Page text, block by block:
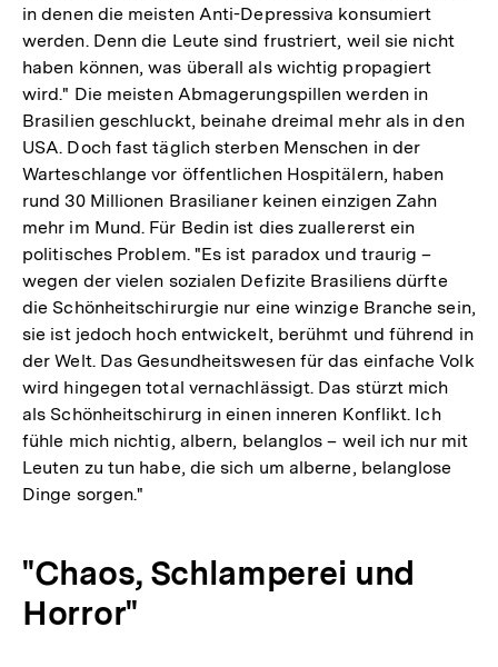
in denen die meisten Anti-Depressiva konsumiert
werden. Denn die Leute sind frustriert, weil sie nicht
haben können, was überall als wichtig propagiert
wird." Die meisten Abmagerungspillen werden in
Brasilien geschluckt, beinahe dreimal mehr als in den
USA. Doch fast täglich sterben Menschen in der
Warteschlange vor öffentlichen Hospitälern, haben
rund 30 Millionen Brasilianer keinen einzigen Zahn
mehr im Mund. Für Bedin ist dies zuallererst ein
politisches Problem. "Es ist paradox und traurig –
wegen der vielen sozialen Defizite Brasiliens dürfte
die Schönheitschirurgie nur eine winzige Branche sein,
sie ist jedoch hoch entwickelt, berühmt und führend in
der Welt. Das Gesundheitswesen für das einfache Volk
wird hingegen total vernachlässigt. Das stürzt mich
als Schönheitschirurg in einen inneren Konflikt. Ich
fühle mich nichtig, albern, belanglos – weil ich nur mit
Leuten zu tun habe, die sich um alberne, belanglose
Dinge sorgen."
"Chaos, Schlamperei und
Horror"